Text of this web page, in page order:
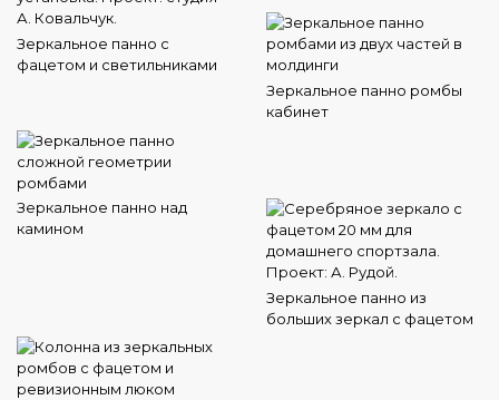
Зеркальное панно с
фацетом и светильниками
Зеркальное панно ромбы
кабинет
Зеркальное панно над
камином
Зеркальное панно из
больших зеркал с фацетом